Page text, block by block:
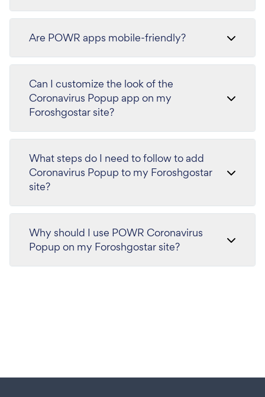
Are POWR apps mobile-friendly?
Can I customize the look of the
Coronavirus Popup app on my
Foroshgostar site?
What steps do I need to follow to add
Coronavirus Popup to my Foroshgostar
site?
Why should I use POWR Coronavirus
Popup on my Foroshgostar site?